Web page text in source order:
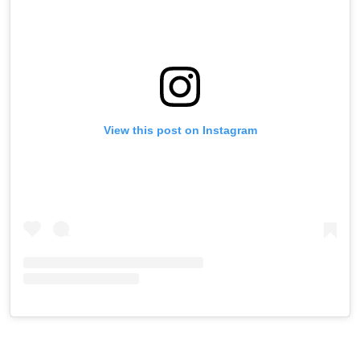
View this post on Instagram